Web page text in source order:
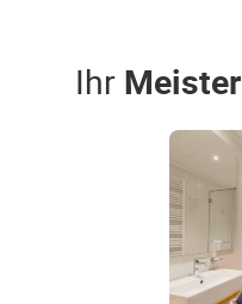
Ihr Meister